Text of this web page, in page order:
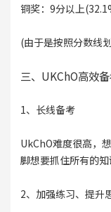
铜奖：9分以上
(由于是按照分数线
三、UKChO高效
1、长线备考
UkChO难度很高，
脚想要抓住所有的知
2、加强练习、提升